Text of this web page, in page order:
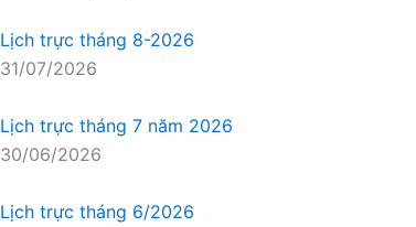
Lịch trực tháng 8-2026
31/07/2026
Lịch trực tháng 7 năm 2026
30/06/2026
Lịch trực tháng 6/2026